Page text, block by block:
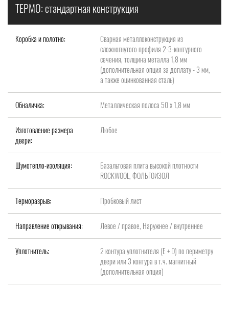
ТЕРМО: стандартная конструкция
Коробка и полотно:
Сварная металлоконструкция из
сложногнутого профиля 2-3-контурного
сечения, толщина металла 1,8 мм
(дополнительная опция за доплату - 3 мм,
а также оцинкованная сталь)
Обналичка: Металлическая полоса 50 х 1,8 мм
Изготовление размера
двери:
Любое
Шумотепло-изоляция:
Базальтовая плита высокой плотности
ROCKWOOL, ФОЛЬГОИЗОЛ
Терморазрыв: Пробковый лист
Направление открывания: Левое / правое, Наружнее / внутреннее
Уплотнитель:
2 контура уплотнителя (Е + D) по периметру
двери или 3 контура в т.ч. магнитный
(дополнительная опция)